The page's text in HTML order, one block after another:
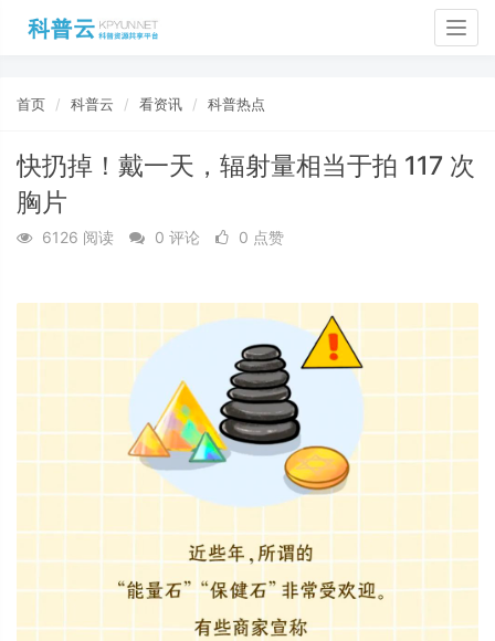
首页 科普云 看资讯 科普热点
快扔掉！戴一天，辐射量相当于拍 117 次
胸片
6126 阅读 0 评论 0 点赞